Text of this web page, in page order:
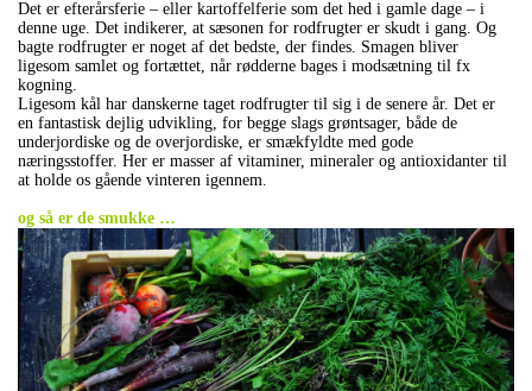
Det er efterårsferie – eller kartoffelferie som det hed i gamle dage – i
denne uge. Det indikerer, at sæsonen for rodfrugter er skudt i gang. Og
bagte rodfrugter er noget af det bedste, der findes. Smagen bliver
ligesom samlet og fortættet, når rødderne bages i modsætning til fx
kogning.
Ligesom kål har danskerne taget rodfrugter til sig i de senere år. Det er
en fantastisk dejlig udvikling, for begge slags grøntsager, både de
underjordiske og de overjordiske, er smækfyldte med gode
næringsstoffer. Her er masser af vitaminer, mineraler og antioxidanter til
at holde os gående vinteren igennem.
og så er de smukke …